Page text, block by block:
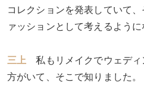
コレクションを発表していて
ァッションとして考えるように
三上 私もリメイクでウェディ
方がいて、そこで知りました。